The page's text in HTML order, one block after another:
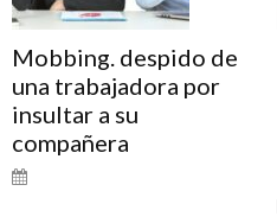
Mobbing. despido de
una trabajadora por
insultar a su
compañera